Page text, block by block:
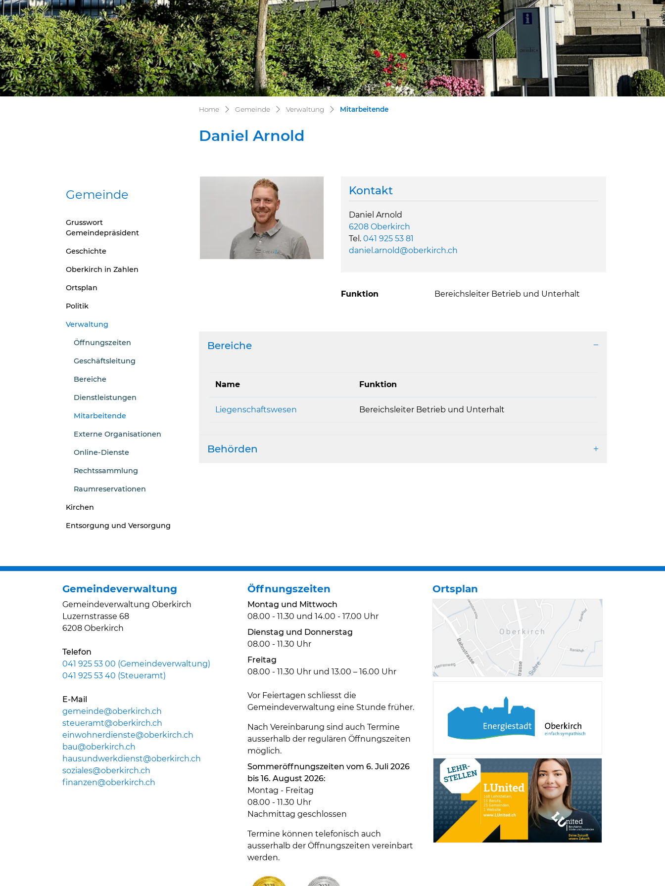
Home Gemeinde Verwaltung Mitarbeitende(ausgewählt)
Daniel Arnold
Gemeinde
Grusswort
Gemeindepräsident
Geschichte
Oberkirch in Zahlen
Ortsplan
Politik
Verwaltung
Öffnungszeiten
Geschäftsleitung
Bereiche
Dienstleistungen
Mitarbeitende
(ausgewählt)
Externe Organisationen
Online-Dienste
Rechtssammlung
Raumreservationen
Kirchen
Entsorgung und Versorgung
Kontakt
Daniel Arnold
6208 Oberkirch
Tel. 041 925 53 81
daniel.arnold@oberkirch.ch
Funktion Bereichsleiter Betrieb und Unterhalt
Zugehörige Objekte
Bereiche
Name Funktion
Liegenschaftswesen Bereichsleiter Betrieb und Unterhalt
Behörden
Gemeindeverwaltung
Gemeindeverwaltung Oberkirch
Luzernstrasse 68
6208 Oberkirch
Telefon
041 925 53 00 (Gemeindeverwaltung)
041 925 53 40 (Steueramt)
E-Mail
gemeinde@oberkirch.ch
steueramt@oberkirch.ch
einwohnerdienste@oberkirch.ch
bau@oberkirch.ch
hausundwerkdienst@oberkirch.ch
soziales@oberkirch.ch
finanzen@oberkirch.ch
Öffnungszeiten
Montag und Mittwoch
08.00 - 11.30 und 14.00 - 17.00 Uhr
Dienstag und Donnerstag
08.00 - 11.30 Uhr
Freitag
08.00 - 11.30 Uhr und 13.00 – 16.00 Uhr
Vor Feiertagen schliesst die
Gemeindeverwaltung eine Stunde früher.
Nach Vereinbarung sind auch Termine
ausserhalb der regulären Öffnungszeiten
möglich.
Sommeröffnungszeiten vom 6. Juli 2026
bis 16. August 2026:
Montag - Freitag
08.00 - 11.30 Uhr
Nachmittag geschlossen
Termine können telefonisch auch
ausserhalb der Öffnungszeiten vereinbart
werden.
Ortsplan
Verschiedene